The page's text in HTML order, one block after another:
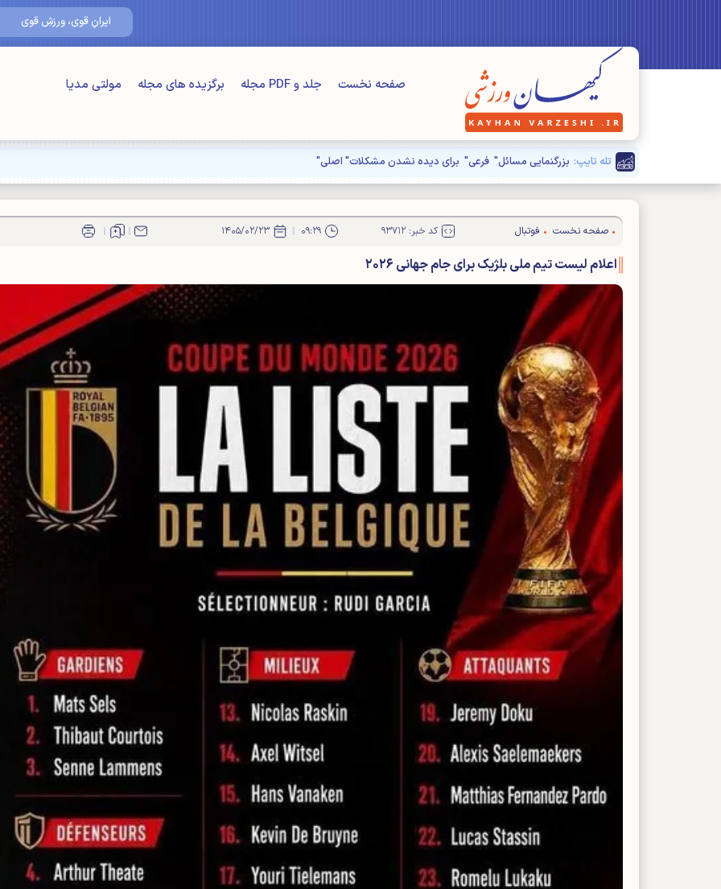
ایرانِ قوی، ورزشِ قوی
صفحه نخست جلد و PDF مجله برگزیده های مجله مولتی مدیا
تله تایپ:
صفحه نخست فوتبال کد خبر: ۹۳۷۱۲ ۰۹:۲۹ ۱۴۰۵/۰۲/۲۳
اعلام لیست تیم ملی بلژیک برای جام جهانی ۲۰۲۶